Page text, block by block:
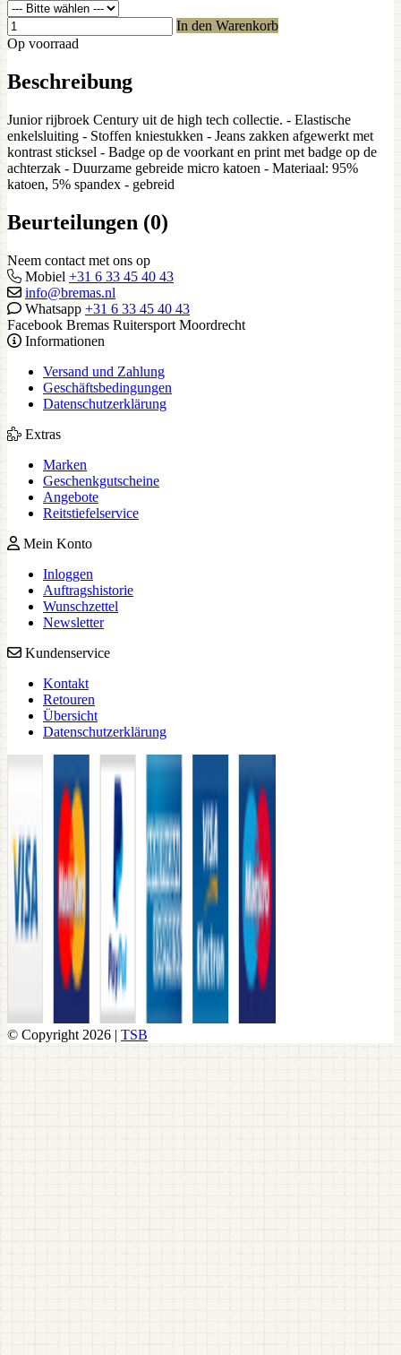
In den Warenkorb
Op voorraad
Beschreibung
Junior rijbroek Century uit de high tech collectie. - Elastische
enkelsluiting - Stoffen kniestukken - Jeans zakken afgewerkt met
kontrast sticksel - Badge op de voorkant en print met badge op de
achterzak - Duurzame gebreide micro katoen - Materiaal: 95%
katoen, 5% spandex - gebreid
Beurteilungen (0)
Neem contact met ons op
Mobiel +31 6 33 45 40 43
info@bremas.nl
Whatsapp +31 6 33 45 40 43
Facebook Bremas Ruitersport Moordrecht
Informationen
Versand und Zahlung
Geschäftsbedingungen
Datenschutzerklärung
Extras
Marken
Geschenkgutscheine
Angebote
Reitstiefelservice
Mein Konto
Inloggen
Auftragshistorie
Wunschzettel
Newsletter
Kundenservice
Kontakt
Retouren
Übersicht
Datenschutzerklärung
© Copyright 2026 | TSB